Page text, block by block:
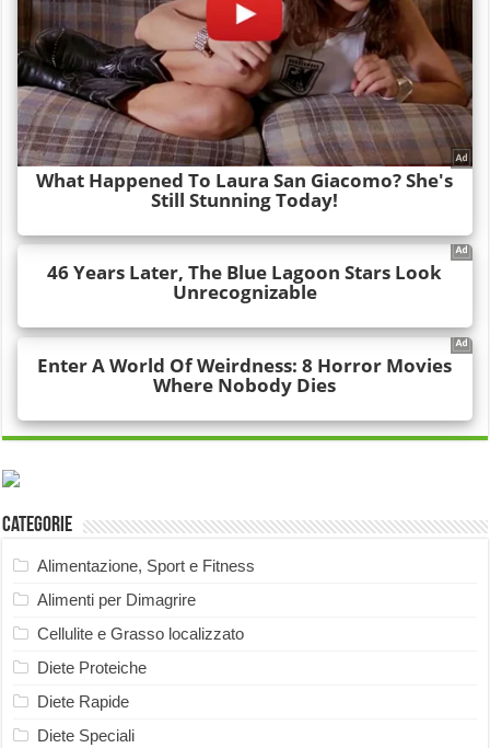
Categorie
Alimentazione, Sport e Fitness
Alimenti per Dimagrire
Cellulite e Grasso localizzato
Diete Proteiche
Diete Rapide
Diete Speciali